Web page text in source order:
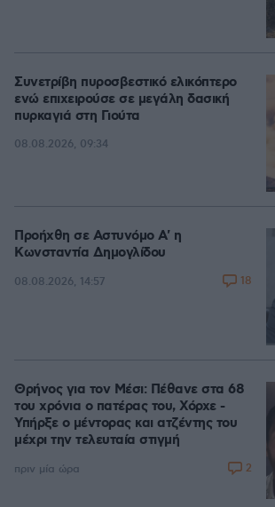
Συνετρίβη πυροσβεστικό ελικόπτερο
ενώ επιχειρούσε σε μεγάλη δασική
πυρκαγιά στη Γιούτα
08.08.2026, 09:34
Προήχθη σε Αστυνόμο Α' η
Κωνσταντία Δημογλίδου
08.08.2026, 14:57 18
Θρήνος για τον Μέσι: Πέθανε στα 68
του χρόνια ο πατέρας του, Χόρχε -
Υπήρξε ο μέντορας και ατζέντης του
μέχρι την τελευταία στιγμή
πριν μία ώρα 2